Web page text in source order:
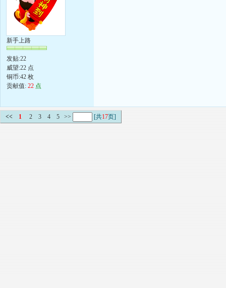
新手上路
发贴:22
威望:22 点
铜币:42 枚
贡献值: 22 点
<< 1 2 3 4 5 >> [共17页]